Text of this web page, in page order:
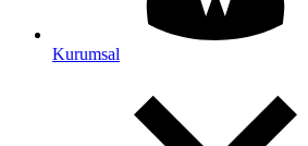
Kurumsal